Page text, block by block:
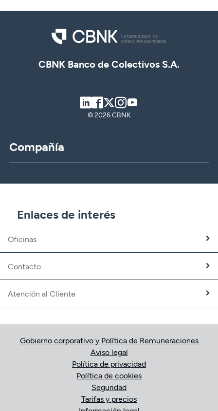
CBNK Banco de Colectivos S.A.
LinkedIn
Facebook
TwitterInstagram
© 2026 CBNK
Compañía
CBNK Gestión de Activos
Banca Partner
Trabaja con nosotros
Fundación CBNK
Enlaces de interés
Oficinas
Contacto
Atención al Cliente
Gobierno corporativo y Política de Remuneraciones
Aviso legal
Política de privacidad
Política de cookies
Seguridad
Tarifas y precios